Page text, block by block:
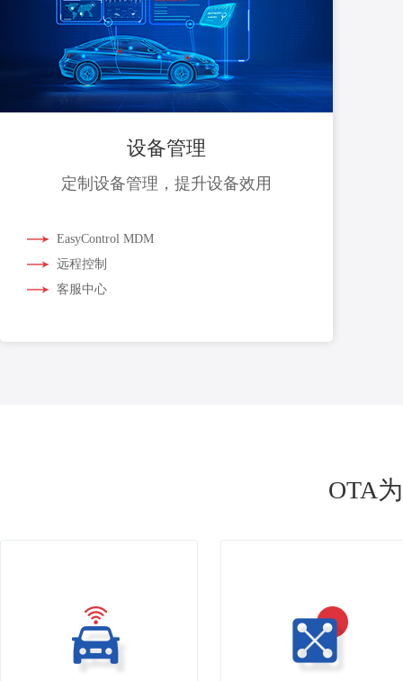
设备管理
定制设备管理，提升设备效用
EasyControl MDM
远程控制
客服中心
OTA